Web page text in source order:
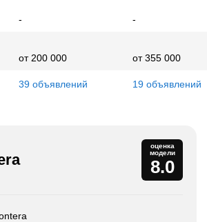
- -
от 200 000 от 355 000
39 объявлений 19 объявлений
оценка
модели
8.0